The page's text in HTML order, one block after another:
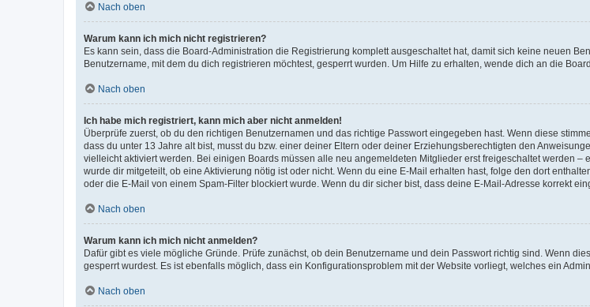
Nach oben
Warum kann ich mich nicht registrieren?
Es kann sein, dass die Board-Administration die Registrierung komplett ausgeschaltet hat, damit sich keine neuen
Benutzername, mit dem du dich registrieren möchtest, gesperrt wurden. Um Hilfe zu erhalten, wende dich an die
Nach oben
Ich habe mich registriert, kann mich aber nicht anmelden!
Überprüfe zuerst, ob du den richtigen Benutzernamen und das richtige Passwort eingegeben hast. Wenn diese
dass du unter 13 Jahre alt bist, musst du bzw. einer deiner Eltern oder deiner Erziehungsberechtigten den
vielleicht aktiviert werden. Bei einigen Boards müssen alle neu angemeldeten Mitglieder erst freigeschaltet werden
wurde dir mitgeteilt, ob eine Aktivierung nötig ist oder nicht. Wenn du eine E-Mail erhalten hast, folge den dort
oder die E-Mail von einem Spam-Filter blockiert wurde. Wenn du dir sicher bist, dass deine E-Mail-Adresse korrekt
Nach oben
Warum kann ich mich nicht anmelden?
Dafür gibt es viele mögliche Gründe. Prüfe zunächst, ob dein Benutzername und dein Passwort richtig sind. Wenn
gesperrt wurdest. Es ist ebenfalls möglich, dass ein Konfigurationsproblem mit der Website vorliegt, welches ein
Nach oben